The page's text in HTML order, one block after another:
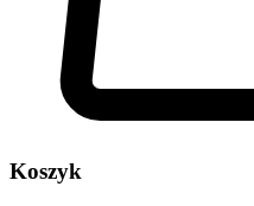
Koszyk